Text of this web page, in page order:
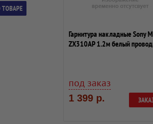
Гарнитура накладные Sony
ZX310AP 1.2м белый
под заказ
1 399 р.